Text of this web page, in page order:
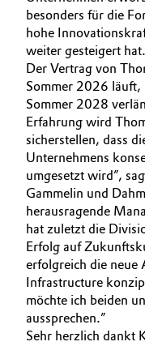
besonders für die
hohe
weiter gesteigert
Der Vertrag von
Sommer 2026 läuft,
Sommer 2028
Erfahrung wird
sicherstellen, dass
Unternehmens
umgesetzt wird”,
Gammelin und
herausragende
hat zuletzt die
Erfolg auf
erfolgreich die neue
Infrastructure
möchte ich beiden
aussprechen.”
Sehr herzlich dankt